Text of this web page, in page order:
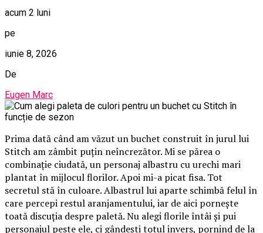
acum 2 luni
pe
iunie 8, 2026
De
Eugen Marc
Prima dată când am văzut un buchet construit în jurul lui
Stitch am zâmbit puțin neîncrezător. Mi se părea o
combinație ciudată, un personaj albastru cu urechi mari
plantat în mijlocul florilor. Apoi mi-a picat fisa. Tot
secretul stă în culoare. Albastrul lui aparte schimbă felul în
care percepi restul aranjamentului, iar de aici pornește
toată discuția despre paletă. Nu alegi florile întâi și pui
personajul peste ele, ci gândești totul invers, pornind de la